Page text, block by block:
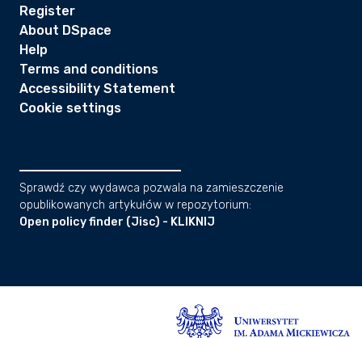
Register
About DSpace
Help
Terms and conditions
Accessibility Statement
Cookie settings
Sprawdź czy wydawca pozwala na zamieszczenie
opublikowanych artykułów w repozytorium:
Open policy finder (Jisc) - KLIKNIJ